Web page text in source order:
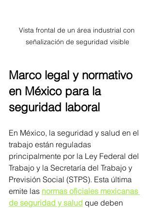
Vista frontal de un área industrial con
señalización de seguridad visible
Marco legal y normativo
en México para la
seguridad laboral
En México, la seguridad y salud en el
trabajo están reguladas
principalmente por la Ley Federal del
Trabajo y la Secretaría del Trabajo y
Previsión Social (STPS). Esta última
emite las normas oficiales mexicanas
de seguridad y salud que deben